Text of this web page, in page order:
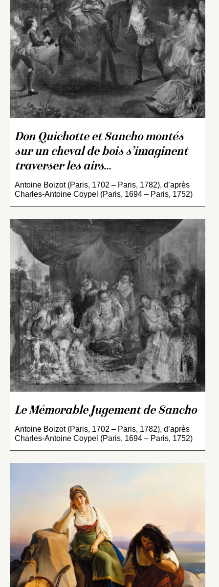
Don Quichotte et Sancho montés
sur un cheval de bois s’imaginent
traverser les airs…
Antoine Boizot (Paris, 1702 – Paris, 1782), d’après
Charles-Antoine Coypel (Paris, 1694 – Paris, 1752)
Le Mémorable Jugement de Sancho
Antoine Boizot (Paris, 1702 – Paris, 1782), d’après
Charles-Antoine Coypel (Paris, 1694 – Paris, 1752)